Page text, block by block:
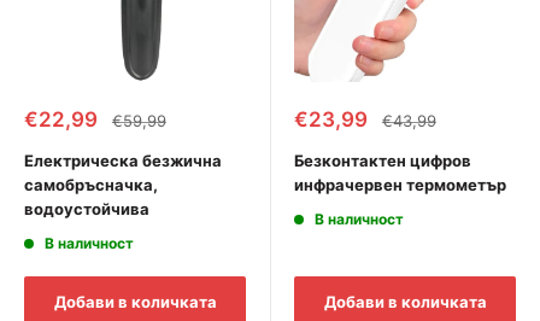
Промоционална
цена
€22,99
Редовна
цена
€59,99
Електрическа безжична
самобръсначка,
водоустойчива
В наличност
Добави в количката
Промоционална
цена
€23,99
Редовна
цена
€43,99
Безконтактен цифров
инфрачервен термометър
В наличност
Добави в количката